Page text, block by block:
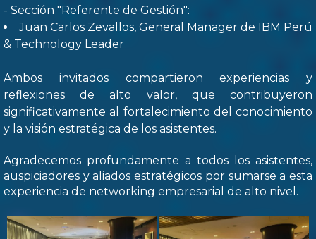
- Sección "Referente de Gestión":
Juan Carlos Zevallos, General Manager de IBM Perú
& Technology Leader
Ambos invitados compartieron experiencias y
reflexiones de alto valor, que contribuyeron
significativamente al fortalecimiento del conocimiento
y la visión estratégica de los asistentes.
Agradecemos profundamente a todos los asistentes,
auspiciadores y aliados estratégicos por sumarse a esta
experiencia de networking empresarial de alto nivel.